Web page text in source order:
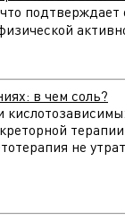
подтверждает
в чем соль?
не